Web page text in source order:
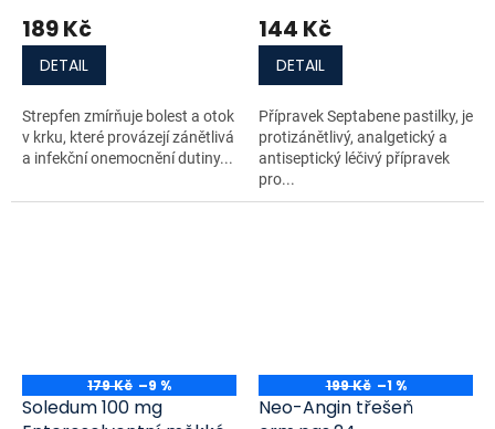
189 Kč
DETAIL
Strepfen zmírňuje bolest a otok
v krku, které provázejí zánětlivá
a infekční onemocnění dutiny...
144 Kč
DETAIL
Přípravek Septabene pastilky, je
protizánětlivý, analgetický a
antiseptický léčivý přípravek
pro...
179 Kč –9 %
Soledum 100 mg
199 Kč –1 %
Neo-Angin třešeň